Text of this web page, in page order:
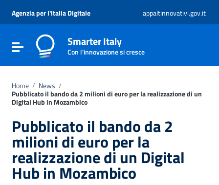
Vai al menu di navigazione
Vai al footer
Agenzia per l'Italia Digitale appaltinnovativi.gov.it
Attiva / disattiva la navigazione
Smarter Italy
Con l'innovazione si cresce
Home / News /
Pubblicato il bando da 2 milioni di euro per la realizzazione di un
Digital Hub in Mozambico
Pubblicato il bando da 2
milioni di euro per la
realizzazione di un Digital
Hub in Mozambico